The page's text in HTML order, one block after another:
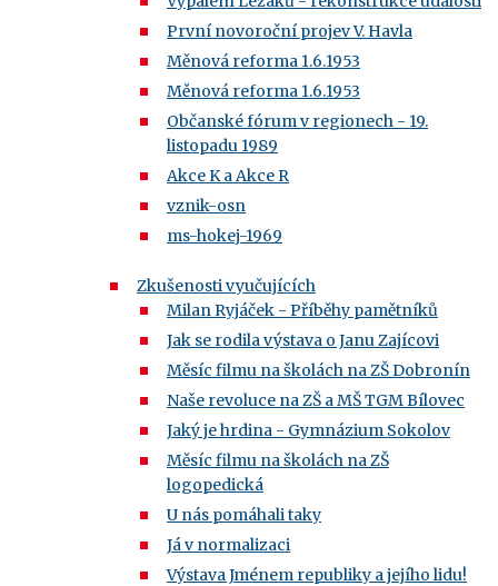
První novoroční projev V. Havla
Měnová reforma 1.6.1953
Měnová reforma 1.6.1953
Občanské fórum v regionech - 19.
listopadu 1989
Akce K a Akce R
vznik-osn
ms-hokej-1969
Zkušenosti vyučujících
Milan Ryjáček - Příběhy pamětníků
Jak se rodila výstava o Janu Zajícovi
Měsíc filmu na školách na ZŠ Dobronín
Naše revoluce na ZŠ a MŠ TGM Bílovec
Jaký je hrdina - Gymnázium Sokolov
Měsíc filmu na školách na ZŠ
logopedická
U nás pomáhali taky
Já v normalizaci
Výstava Jménem republiky a jejího lidu!